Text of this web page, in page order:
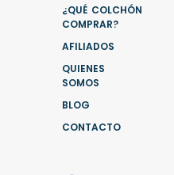
¿QUÉ COLCHÓN
COMPRAR?
AFILIADOS
QUIENES
SOMOS
BLOG
CONTACTO